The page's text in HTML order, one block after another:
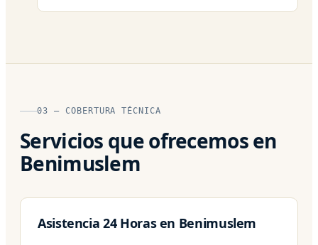
03 — COBERTURA TÉCNICA
Servicios que ofrecemos en
Benimuslem
Asistencia 24 Horas en Benimuslem